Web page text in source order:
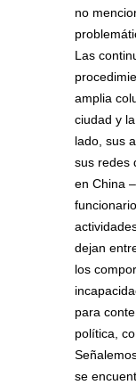
no
Las
amplia
ciudad y
lado, sus
sus redes
en China
dejan
los
para
política,
se